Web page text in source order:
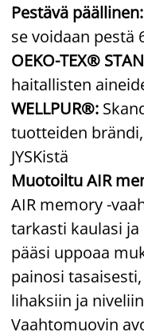
Pestävä päällinen:
se voidaan pestä
OEKO-TEX®
haitallisten
WELLPUR®:
tuotteiden
JYSKistä
Muotoiltu AIR
AIR memory -
tarkasti kaulasi
pääsi uppoaa
painosi
lihaksiin ja
Vaahtomuovin